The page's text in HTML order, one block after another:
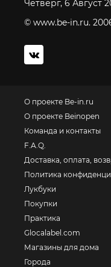
Четверг, 6 Август
© www.be-in.ru.
О проекте Be-in.ru
О проекте Beinopen
Команда и контакты
F.A.Q.
Доставка, оплата,
Политика
Лукбуки
Покупки
Практика
Glocalabel.com
Магазины для дома
Города